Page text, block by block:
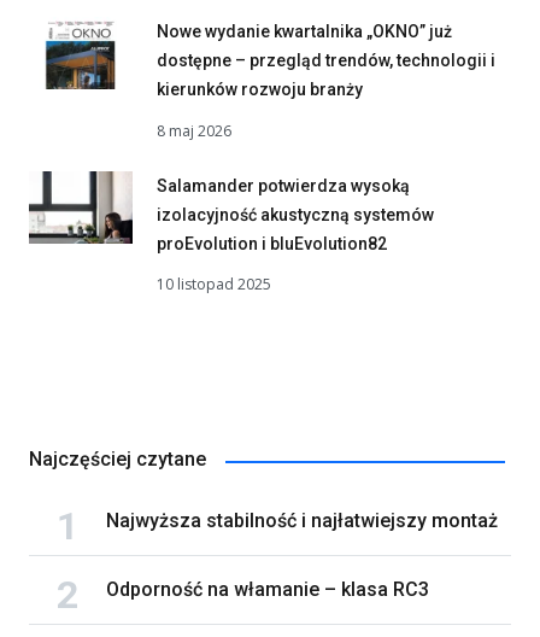
Nowe wydanie kwartalnika „OKNO” już
dostępne – przegląd trendów, technologii i
kierunków rozwoju branży
8 maj 2026
Salamander potwierdza wysoką
izolacyjność akustyczną systemów
proEvolution i bluEvolution82
10 listopad 2025
Najczęściej czytane
Najwyższa stabilność i najłatwiejszy montaż
Odporność na włamanie – klasa RC3